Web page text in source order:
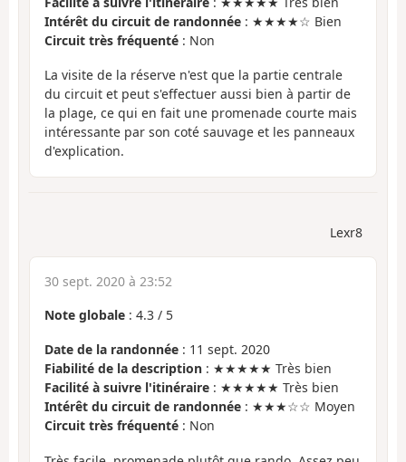
Intérêt du circuit de randonnée : ★★★★☆ Bien
Circuit très fréquenté : Non
La visite de la réserve n'est que la partie centrale
du circuit et peut s'effectuer aussi bien à partir de
la plage, ce qui en fait une promenade courte mais
intéressante par son coté sauvage et les panneaux
d'explication.
Lexr8
30 sept. 2020 à 23:52
Note globale : 4.3 / 5
Date de la randonnée : 11 sept. 2020
Fiabilité de la description : ★★★★★ Très bien
Facilité à suivre l'itinéraire : ★★★★★ Très bien
Intérêt du circuit de randonnée : ★★★☆☆ Moyen
Circuit très fréquenté : Non